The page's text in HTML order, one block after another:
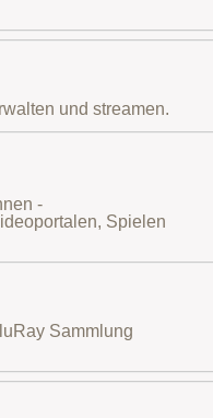
und streamen.
-
Spielen
Sammlung